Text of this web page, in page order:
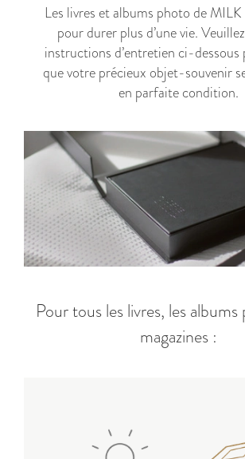
Les livres et albums photo de
pour durer plus d’une vie.
instructions d’entretien ci-dessous
que votre précieux objet-souvenir
en parfaite condition.
Pour tous les livres, les
magazines :